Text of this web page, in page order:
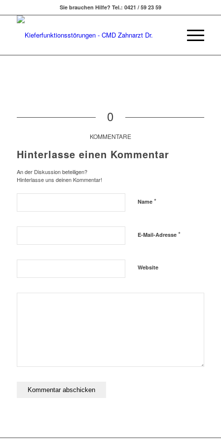
Sie brauchen Hilfe? Tel.: 0421 / 59 23 59
0
KOMMENTARE
Hinterlasse einen Kommentar
An der Diskussion beteiligen?
Hinterlasse uns deinen Kommentar!
Name *
E-Mail-Adresse *
Website